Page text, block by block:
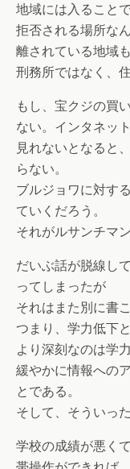
地域には入ること
拒否される場所な
離されている地域も
刑務所ではなく、
もし、宝クジの買
ない。インタネッ
見れないとなると
らない。
ブルジョワに対す
ていくだろう。
それがルサンチマ
だいぶ話が脱線し
ってしまったが
それはまた別に書
つまり、学力低下
より深刻なのは学
緩やかに情報への
とである。
そして、そういっ
学校の成績が悪く